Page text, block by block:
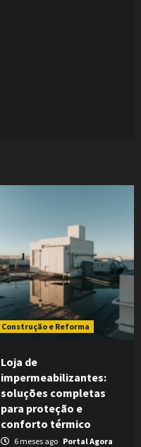
Construção e Reforma
Loja de
impermeabilizantes:
soluções completas
para proteção e
conforto térmico
6 meses ago Portal Agora